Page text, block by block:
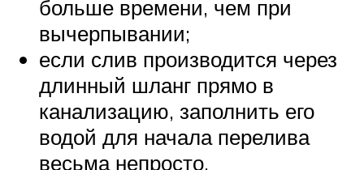
больше времени, чем при
вычерпывании;
если слив производится через
длинный шланг прямо в
канализацию, заполнить его
водой для начала перелива
весьма непросто.